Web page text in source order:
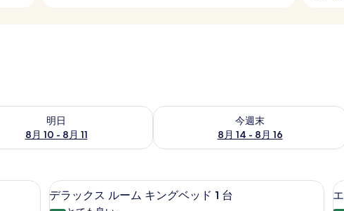
明日
8月 10 - 8月 11
- 8月 11 の空室状況をチェック
今週末
8月 14 - 8月 16
今週末 8月 14 - 8月 16 の空室状況を
フティボックス (室内)、デスク
デ
ラ
デラックス ルーム キングベッド 1
7
デラックス ルーム キングベッド 1 台